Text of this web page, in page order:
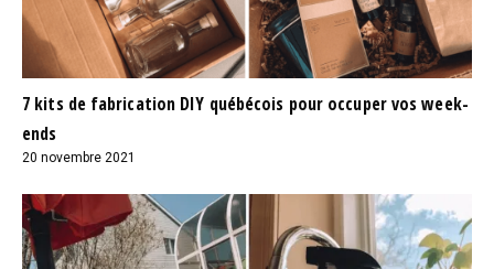
7 kits de fabrication DIY québécois pour occuper vos week-
ends
20 novembre 2021